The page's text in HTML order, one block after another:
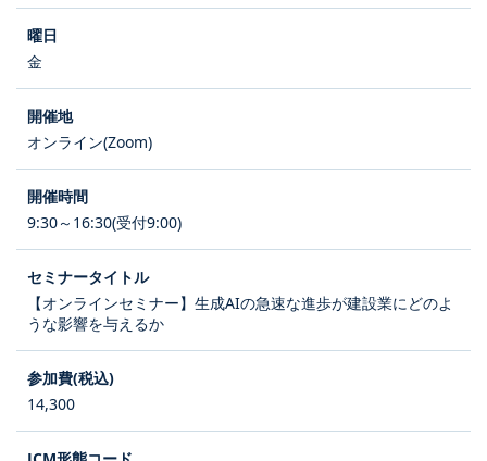
金
オンライン(Zoom)
9:30～16:30(受付9:00)
【オンラインセミナー】生成AIの急速な進歩が建設業にどのよ
うな影響を与えるか
14,300